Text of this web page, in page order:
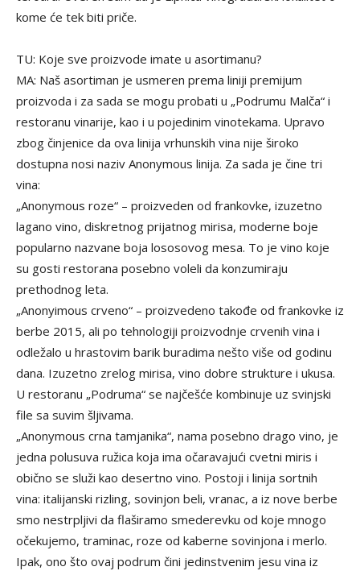
kome će tek biti priče.
TU: Koje sve proizvode imate u asortimanu?
MA: Naš asortiman je usmeren prema liniji premijum
proizvoda i za sada se mogu probati u „Podrumu Malča“ i
restoranu vinarije, kao i u pojedinim vinotekama. Upravo
zbog činjenice da ova linija vrhunskih vina nije široko
dostupna nosi naziv Anonymous linija. Za sada je čine tri
vina:
„Anonymous roze“ – proizveden od frankovke, izuzetno
lagano vino, diskretnog prijatnog mirisa, moderne boje
popularno nazvane boja lososovog mesa. To je vino koje
su gosti restorana posebno voleli da konzumiraju
prethodnog leta.
„Anonyimous crveno“ – proizvedeno takođe od frankovke iz
berbe 2015, ali po tehnologiji proizvodnje crvenih vina i
odležalo u hrastovim barik buradima nešto više od godinu
dana. Izuzetno zrelog mirisa, vino dobre strukture i ukusa.
U restoranu „Podruma“ se najčešće kombinuje uz svinjski
file sa suvim šljivama.
„Anonymous crna tamjanika“, nama posebno drago vino, je
jedna polusuva ružica koja ima očaravajući cvetni miris i
obično se služi kao desertno vino. Postoji i linija sortnih
vina: italijanski rizling, sovinjon beli, vranac, a iz nove berbe
smo nestrpljivi da flaširamo smederevku od koje mnogo
očekujemo, traminac, roze od kaberne sovinjona i merlo.
Ipak, ono što ovaj podrum čini jedinstvenim jesu vina iz